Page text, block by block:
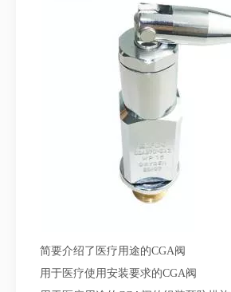
简要介绍了医疗用途的CGA阀
用于医疗使用安装要求的CGA阀